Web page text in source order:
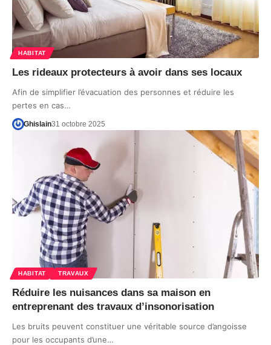
HABITAT
Les rideaux protecteurs à avoir dans ses locaux
Afin de simplifier l’évacuation des personnes et réduire les
pertes en cas…
Ghislain31 octobre 2025
HABITAT TRAVAUX
Réduire les nuisances dans sa maison en
entreprenant des travaux d’insonorisation
Les bruits peuvent constituer une véritable source d’angoisse
pour les occupants d’une…